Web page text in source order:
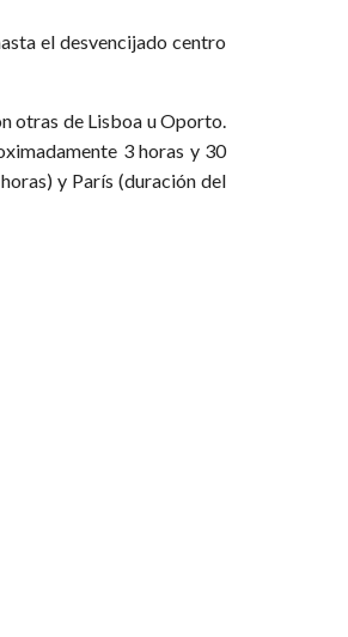
el desvencijado centro
otras de Lisboa u Oporto.
3 horas y 30
y París (duración del